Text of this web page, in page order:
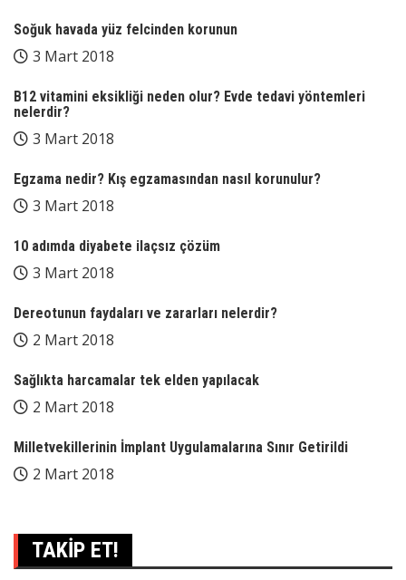
Soğuk havada yüz felcinden korunun
3 Mart 2018
B12 vitamini eksikliği neden olur? Evde tedavi yöntemleri
nelerdir?
3 Mart 2018
Egzama nedir? Kış egzamasından nasıl korunulur?
3 Mart 2018
10 adımda diyabete ilaçsız çözüm
3 Mart 2018
Dereotunun faydaları ve zararları nelerdir?
2 Mart 2018
Sağlıkta harcamalar tek elden yapılacak
2 Mart 2018
Milletvekillerinin İmplant Uygulamalarına Sınır Getirildi
2 Mart 2018
TAKİP ET!